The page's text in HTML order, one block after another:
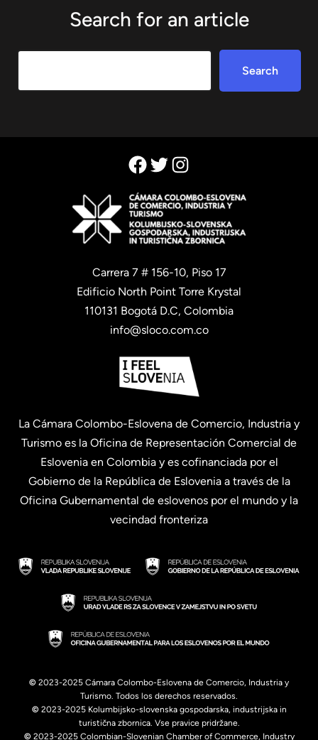
Search for an article
Search
Facebook
TwitterInstagram
Carrera 7 # 156-10, Piso 17
Edificio North Point Torre Krystal
110131 Bogotá D.C, Colombia
info@sloco.com.co
La Cámara Colombo-Eslovena de Comercio, Industria y
Turismo es la Oficina de Representación Comercial de
Eslovenia en Colombia y es cofinanciada por el
Gobierno de la República de Eslovenia a través de la
Oficina Gubernamental de eslovenos por el mundo y la
vecindad fronteriza
© 2023-2025 Cámara Colombo-Eslovena de Comercio, Industria y
Turismo. Todos los derechos reservados.
© 2023-2025 Kolumbijsko-slovenska gospodarska, industrijska in
turistična zbornica. Vse pravice pridržane.
© 2023-2025 Colombian-Slovenian Chamber of Commerce, Industry